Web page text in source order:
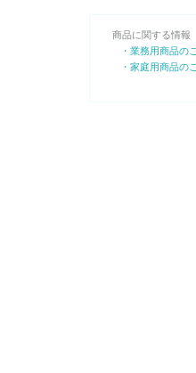
商品に関する情報
・業務用商品の
・家庭用商品の